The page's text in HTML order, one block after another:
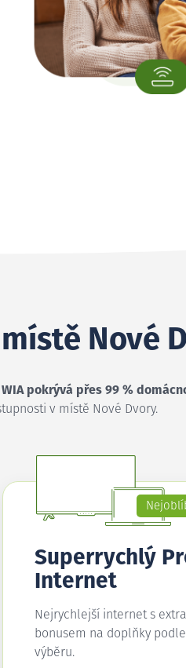
Nové
pokrývá přes 99 %
v místě Nové Dvory.
Superrychlý
Internet
Nejrychlejší internet s
bonusem na doplňky
výběru.